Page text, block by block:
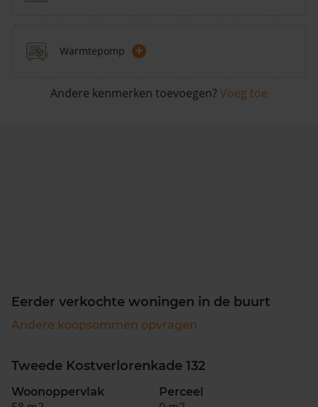
Warmtepomp +
Andere kenmerken toevoegen? Voeg toe
Eerder verkochte woningen in de buurt
Andere koopsommen opvragen
Tweede Kostverlorenkade 132
Woonoppervlak Perceel